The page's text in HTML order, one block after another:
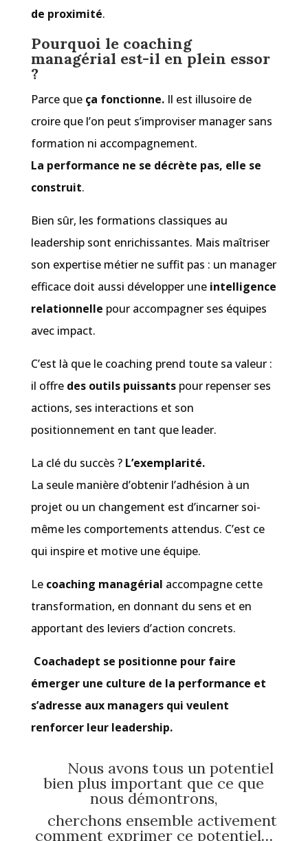
de proximité.
Pourquoi le coaching
managérial est-il en plein essor
?
Parce que ça fonctionne.Il est illusoire de
croire que l’on peut s’improviser manager sans
formation ni accompagnement.
La performance ne se décrète pas, elle se
construit.
Bien sûr, les formations classiques au
leadership sont enrichissantes. Mais maîtriser
son expertise métier ne suffit pas : un manager
efficace doit aussi développer une intelligence
relationnelle pour accompagner ses équipes
avec impact.
C’est là que le coaching prend toute sa valeur :
il offre des outils puissantspour repenser ses
actions, ses interactions et son
positionnement en tant que leader.
La clé du succès ? L’exemplarité.
La seule manière d’obtenir l’adhésion à un
projet ou un changement est d’incarner soi-
même les comportements attendus. C’est ce
qui inspire et motive une équipe.
Le coaching managérial accompagne cette
transformation, en donnant du sens et en
apportant des leviers d’action concrets.
Coachadept se positionne pour faire
émerger une culture de la performance et
s’adresse aux managers qui veulent
renforcer leur leadership.
Nous avons tous un potentiel
bien plus important que ce que
nous démontrons,
cherchons ensemble activement
comment exprimer ce potentiel…